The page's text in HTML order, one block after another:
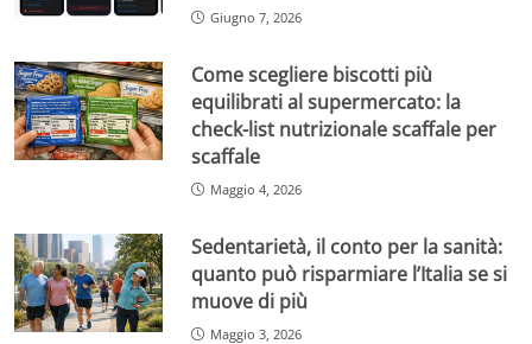
Giugno 7, 2026
Come scegliere biscotti più
equilibrati al supermercato: la
check-list nutrizionale scaffale per
scaffale
Maggio 4, 2026
Sedentarietà, il conto per la sanità:
quanto può risparmiare l’Italia se si
muove di più
Maggio 3, 2026